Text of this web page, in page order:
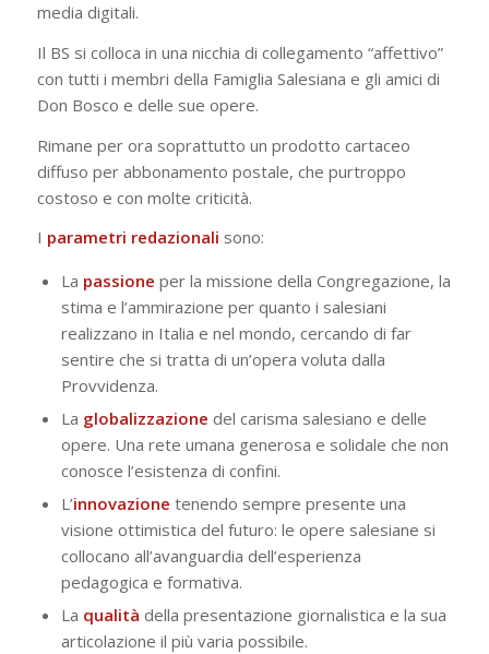
media digitali.
Il BS si colloca in una nicchia di collegamento “affettivo”
con tutti i membri della Famiglia Salesiana e gli amici di
Don Bosco e delle sue opere.
Rimane per ora soprattutto un prodotto cartaceo
diffuso per abbonamento postale, che purtroppo
costoso e con molte criticità.
I parametri redazionali sono:
La passione per la missione della Congregazione, la
stima e l’ammirazione per quanto i salesiani
realizzano in Italia e nel mondo, cercando di far
sentire che si tratta di un’opera voluta dalla
Provvidenza.
La globalizzazione del carisma salesiano e delle
opere. Una rete umana generosa e solidale che non
conosce l’esistenza di confini.
L’innovazione tenendo sempre presente una
visione ottimistica del futuro: le opere salesiane si
collocano all’avanguardia dell’esperienza
pedagogica e formativa.
La qualità della presentazione giornalistica e la sua
articolazione il più varia possibile.